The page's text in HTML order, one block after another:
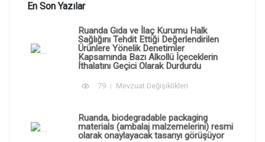
En Son Yazılar
Ruanda Gıda ve İlaç Kurumu Halk
Sağlığını Tehdit Ettiği Değerlendirilen
Ürünlere Yönelik Denetimler
Kapsamında Bazı Alkollü İçeceklerin
İthalatını Geçici Olarak Durdurdu
79 Mevzuat Değişiklikleri
Ruanda, biodegradable packaging
materials (ambalaj malzemelerini) resmi
olarak onaylayacak tasarıyı görüşüyor